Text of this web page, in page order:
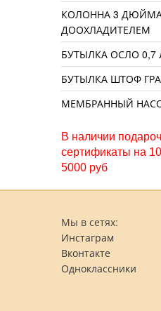
КОЛОННА 3
ДООХЛАДИТЕЛЕМ
БУТЫЛКА ОСЛО 0,7
БУТЫЛКА ШТОФ
МЕМБРАННЫЙ
В наличии
сертификаты на
5000 руб
Мы в сетях:
Инстаграм
Вконтакте
Одноклассники